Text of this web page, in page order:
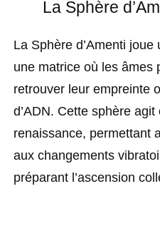
La Sphère
La Sphère d’Amenti
une matrice où les âmes
retrouver leur empreinte
d’ADN. Cette sphère
renaissance, permettant
aux changements
préparant l’ascension